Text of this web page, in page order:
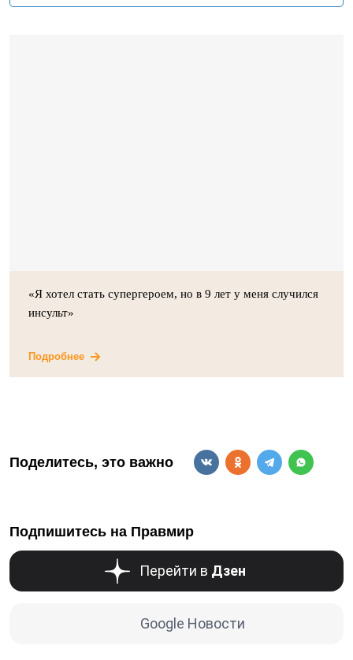
«Я хотел стать супергероем, но в 9 лет у меня случился
инсульт»
Подробнее
Поделитесь, это важно
Подпишитесь на Правмир
Перейти в Дзен
Google Новости